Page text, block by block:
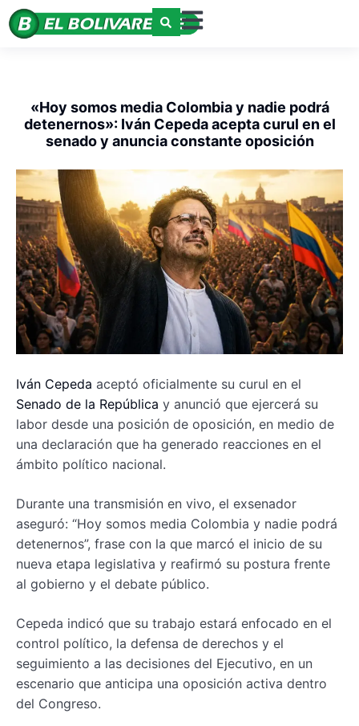
«Hoy somos media Colombia y nadie podrá
detenernos»: Iván Cepeda acepta curul en el
senado y anuncia constante oposición
Iván Cepeda aceptó oficialmente su curul en el
Senado de la República y anunció que ejercerá su
labor desde una posición de oposición, en medio de
una declaración que ha generado reacciones en el
ámbito político nacional.
Durante una transmisión en vivo, el exsenador
aseguró: “Hoy somos media Colombia y nadie podrá
detenernos”, frase con la que marcó el inicio de su
nueva etapa legislativa y reafirmó su postura frente
al gobierno y el debate público.
Cepeda indicó que su trabajo estará enfocado en el
control político, la defensa de derechos y el
seguimiento a las decisiones del Ejecutivo, en un
escenario que anticipa una oposición activa dentro
del Congreso.